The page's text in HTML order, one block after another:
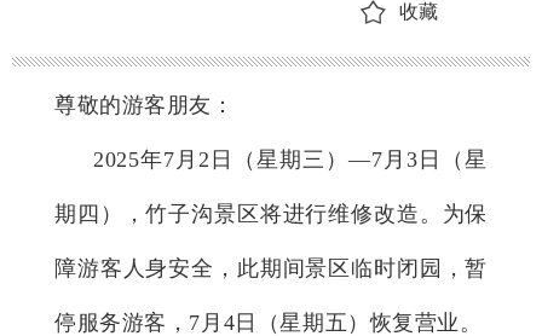
收藏
尊敬的游客朋友：
2025年7月2日（星期三）—7月3日（星
期四），竹子沟景区将进行维修改造。为保
障游客人身安全，此期间景区临时闭园，暂
停服务游客，7月4日（星期五）恢复营业。